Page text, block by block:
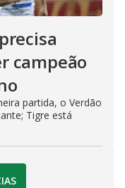
campeão
partida, o Verdão
Tigre está